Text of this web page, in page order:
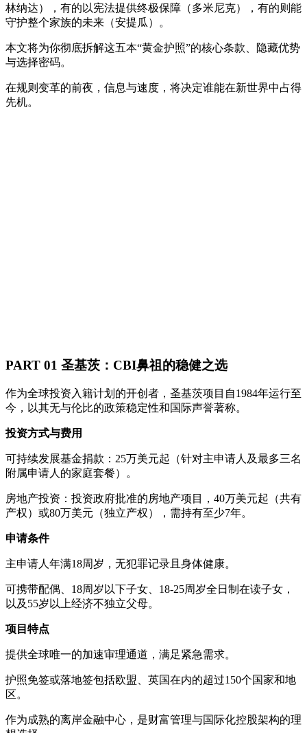
林纳达），有的以宪法提供终极保障（多米尼克），有的则能
守护整个家族的未来（安提瓜）。
本文将为你彻底拆解这五本“黄金护照”的核心条款、隐藏优势
与选择密码。
在规则变革的前夜，信息与速度，将决定谁能在新世界中占得
先机。
PART 01 圣基茨：CBI鼻祖的稳健之选
作为全球投资入籍计划的开创者，圣基茨项目自1984年运行至
今，以其无与伦比的政策稳定性和国际声誉著称。
投资方式与费用
可持续发展基金捐款：25万美元起（针对主申请人及最多三名
附属申请人的家庭套餐）。
房地产投资：投资政府批准的房地产项目，40万美元起（共有
产权）或80万美元（独立产权），需持有至少7年。
申请条件
主申请人年满18周岁，无犯罪记录且身体健康。
可携带配偶、18周岁以下子女、18-25周岁全日制在读子女，
以及55岁以上经济不独立父母。
项目特点
提供全球唯一的加速审理通道，满足紧急需求。
护照免签或落地签包括欧盟、英国在内的超过150个国家和地
区。
作为成熟的离岸金融中心，是财富管理与国际化控股架构的理